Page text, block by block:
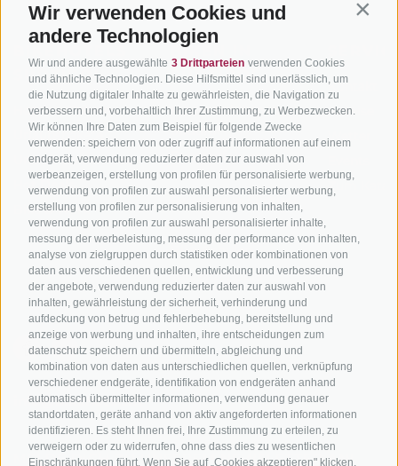
Wir verwenden Cookies und
andere Technologien
Wir und andere ausgewählte 3 Drittparteien verwenden Cookies
und ähnliche Technologien. Diese Hilfsmittel sind unerlässlich, um
die Nutzung digitaler Inhalte zu gewährleisten, die Navigation zu
verbessern und, vorbehaltlich Ihrer Zustimmung, zu Werbezwecken.
Wir können Ihre Daten zum Beispiel für folgende Zwecke
verwenden: speichern von oder zugriff auf informationen auf einem
endgerät, verwendung reduzierter daten zur auswahl von
werbeanzeigen, erstellung von profilen für personalisierte werbung,
verwendung von profilen zur auswahl personalisierter werbung,
erstellung von profilen zur personalisierung von inhalten,
verwendung von profilen zur auswahl personalisierter inhalte,
messung der werbeleistung, messung der performance von inhalten,
analyse von zielgruppen durch statistiken oder kombinationen von
daten aus verschiedenen quellen, entwicklung und verbesserung
der angebote, verwendung reduzierter daten zur auswahl von
inhalten, gewährleistung der sicherheit, verhinderung und
aufdeckung von betrug und fehlerbehebung, bereitstellung und
anzeige von werbung und inhalten, ihre entscheidungen zum
datenschutz speichern und übermitteln, abgleichung und
kombination von daten aus unterschiedlichen quellen, verknüpfung
verschiedener endgeräte, identifikation von endgeräten anhand
automatisch übermittelter informationen, verwendung genauer
standortdaten, geräte anhand von aktiv angeforderten informationen
identifizieren. Es steht Ihnen frei, Ihre Zustimmung zu erteilen, zu
verweigern oder zu widerrufen, ohne dass dies zu wesentlichen
Einschränkungen führt. Wenn Sie auf „Cookies akzeptieren" klicken,
SÜDTIROL
Hotels & Pakete
Urlaubspakete
Unsere Gutscheine
Hot Deals
Bike & Work
BIKEN IN
SÜDTIROL
Mountainbiken in
Südtirol
Rennradfahren in
Südtirol
Radwege in Südtirol
Bikeshops & Verleihe
Bike-Schulen
Tourenzentrale
Kontakt
Anreise
Wetter
Zum
info@bikehotels.it
MELDE DICH ZU UNSEREM NEWSLETTER AN!